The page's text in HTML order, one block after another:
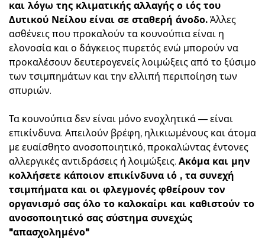
και λόγω της κλιματικής αλλαγής ο ιός του
Δυτικού Νείλου είναι σε σταθερή άνοδο. Άλλες
ασθένεις που προκαλούν τα κουνούπια είναι η
ελονοσία και ο δάγκειος πυρετός ενώ μπορούν να
προκαλέσουν δευτερογενείς λοιμώξεις από το ξύσιμο
των τσιμπημάτων και την ελλιπή περιποίηση των
σπυριών.
Τα κουνούπια δεν είναι μόνο ενοχλητικά — είναι
επικίνδυνα. Απειλούν βρέφη, ηλικιωμένους και άτομα
με ευαίσθητο ανοσοποιητικό, προκαλώντας έντονες
αλλεργικές αντιδράσεις ή λοιμώξεις. Ακόμα και μην
κολλήσετε κάποιον επικίνδυνα ιό , τα συνεχή
τσιμπήματα και οι φλεγμονές φθείρουν τον
οργανισμό σας όλο το καλοκαίρι και καθιστούν το
ανοσοποιητικό σας σύστημα συνεχώς
"απασχολημένο"